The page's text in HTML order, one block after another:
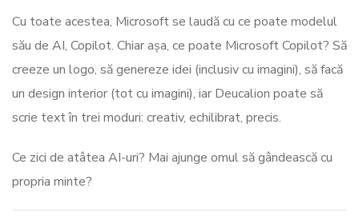
Cu toate acestea, Microsoft se laudă cu ce poate modelul
său de AI, Copilot. Chiar așa, ce poate Microsoft Copilot? Să
creeze un logo, să genereze idei (inclusiv cu imagini), să facă
un design interior (tot cu imagini), iar Deucalion poate să
scrie text în trei moduri: creativ, echilibrat, precis.
Ce zici de atâtea AI-uri? Mai ajunge omul să gândească cu
propria minte?